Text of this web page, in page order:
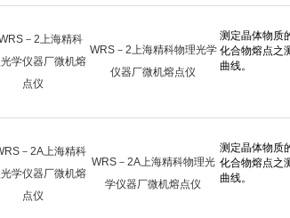
WRS－2上海精科物理光学
仪器厂微机熔点仪
WRS－2A上海精科物理光
学仪器厂微机熔点仪